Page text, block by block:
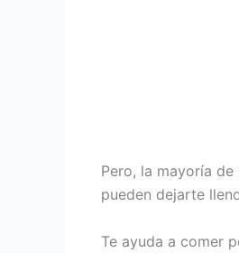
Pero, la mayoría
pueden dejarte
Te ayuda a comer